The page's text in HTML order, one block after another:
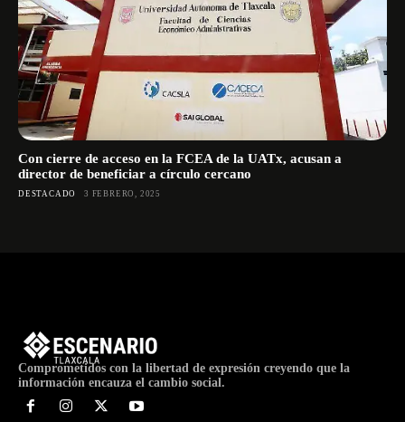
Con cierre de acceso en la FCEA de la UATx, acusan a
director de beneficiar a círculo cercano
DESTACADO 3 FEBRERO, 2025
Comprometidos con la libertad de expresión creyendo que la
información encauza el cambio social.